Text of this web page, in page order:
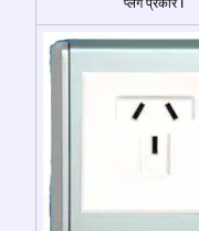
प्लग प्रकार I